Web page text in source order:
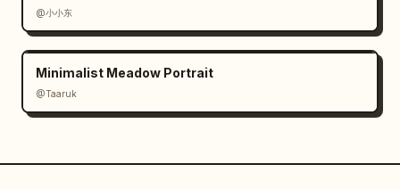
@小小东
Minimalist Meadow Portrait
@Taaruk